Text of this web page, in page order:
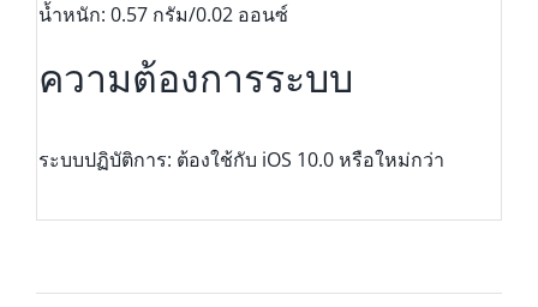
น้ำหนัก: 0.57 กรัม/0.02 ออนซ์
ความต้องการระบบ
ระบบปฏิบัติการ: ต้องใช้กับ iOS 10.0 หรือใหม่กว่า